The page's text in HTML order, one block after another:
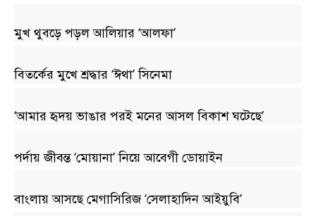
মুখ থুবড়ে পড়ল আলিয়ার ‘আলফা’
বিতর্কের মুখে শ্রদ্ধার ‘ঈথা’ সিনেমা
‘আমার হৃদয় ভাঙার পরই মনের আসল বিকাশ ঘটেছে’
পর্দায় জীবন্ত ‘মোয়ানা’ নিয়ে আবেগী ডোয়াইন
বাংলায় আসছে মেগাসিরিজ ‘সেলাহাদিন আইয়ুবি’